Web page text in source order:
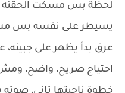
لحظة بس مسكت الحقنه
يسيطر على نفسه بس
عرق بدأ يظهر على جبينه،
احتياج صريح، واضح،